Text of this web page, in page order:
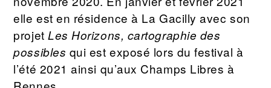
elle est en résidence à La Gacilly avec son
projetLes Horizons, cartographie des
possibles qui est exposé lors du festival à
l’été 2021 ainsi qu’aux Champs Libres à